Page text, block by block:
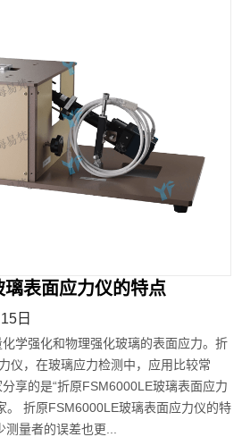
表面应力仪的特点
日
学强化和物理强化玻璃的表面应力。折
仪，在玻璃应力检测中，应用比较常
享的是“折原FSM6000LE玻璃表面应力
。 折原FSM6000LE玻璃表面应力仪的特
测量者的误差也更...